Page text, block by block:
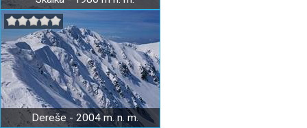
Dereše - 2004 m. n. m.